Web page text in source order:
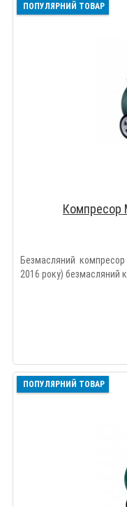
ПОПУЛЯРНИЙ ТОВАР
Компресор
Безмасляний
2016 року) безмасляний
ПОПУЛЯРНИЙ ТОВАР